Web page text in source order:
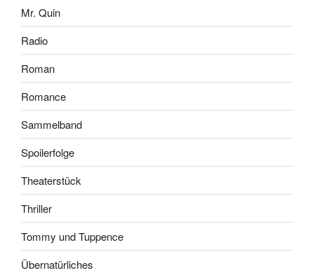
Mr. Quin
Radio
Roman
Romance
Sammelband
Spoilerfolge
Theaterstück
Thriller
Tommy und Tuppence
Übernatürliches